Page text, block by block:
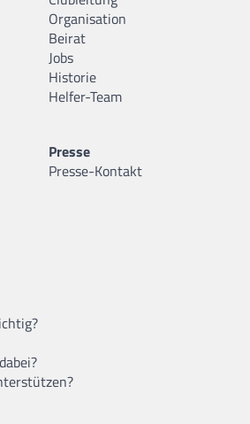
Organisation
Beirat
Jobs
Historie
Helfer-Team
Presse
Presse-Kontakt